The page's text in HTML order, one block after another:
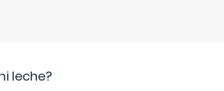
leche?